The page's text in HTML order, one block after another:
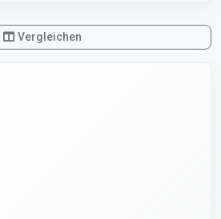
Vergleichen